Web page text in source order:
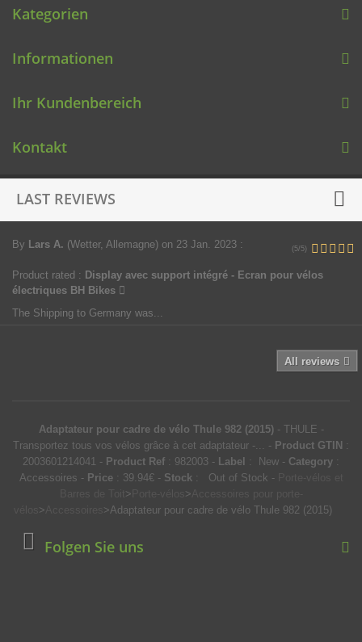
Kategorien
Informationen
Ihr Kundenbereich
Kontakt
LAST REVIEWS
By Lars A. (Wetter, Allemagne) on 23 Jan. 2023 : (5/5)
Product rated : Display avec support intégré - Ecran pour vélos
électriques BH Bikes
The Shipping to Germany was...
All reviews
Adaptateur pour cadre de vélo Thule 982 (2015)- THULE -
Transportez tous vos vélos grâce à cet adaptateur -... - Product GTIN :
2003601214041 - Product Ref : 982003 - Label : New - Category :
Accessoires - Price: 39.94€- Stock: Out of Stock -
> >
> >Adaptateur pour cadre de vélo Thule 982 (2015)
Folgen Sie uns